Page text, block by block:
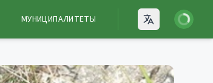
МУНИЦИПАЛИТЕТЫ Open
Войти